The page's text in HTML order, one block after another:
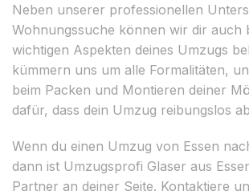
Neben unserer professionellen
Wohnungssuche können wir dir auch
wichtigen Aspekten deines Umzugs
kümmern uns um alle Formalitäten,
beim Packen und Montieren deiner
dafür, dass dein Umzug reibungslos
Wenn du einen Umzug von Essen
dann ist Umzugsprofi Glaser aus
Partner an deiner Seite. Kontaktiere